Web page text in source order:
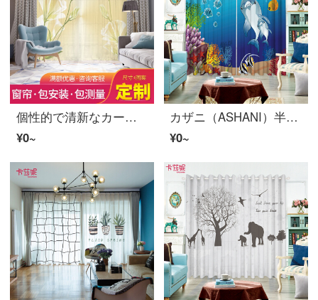
個性的で清新なカーテンの布の紗を注文して簡単に少女の風のチューリップの花卉の寝室の書斎の翻り窓の半全遮光の帽子の試着室のカーテンの仕切りB 0056-金色の調合のチューリップの紗-穴の広い1メートルの価格を打ちます/何メートルを要して何件か撮影します。
¥0~
カザニ（ASHANI）半全遮光カーテンカーテンカーテンカーテンカーテンの仕切りカーテン子供部屋男の子漫画テーマ寝室の床につく窓の海底世界E 0073-イルカとママ布-穴をあける幅1メートルの価格/何メートルの撮影が必要ですか？
¥0~